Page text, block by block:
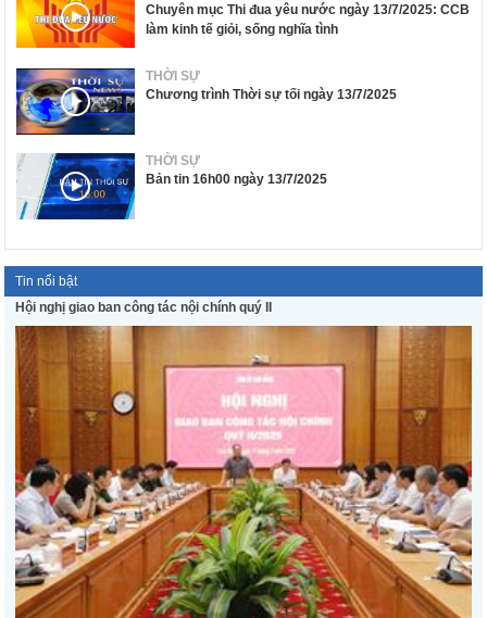
Chuyên mục Thi đua yêu nước ngày 13/7/2025: CCB
làm kinh tế giỏi, sống nghĩa tình
THỜI SỰ
Chương trình Thời sự tối ngày 13/7/2025
THỜI SỰ
Bản tin 16h00 ngày 13/7/2025
Tin nổi bật
Hội nghị giao ban công tác nội chính quý II